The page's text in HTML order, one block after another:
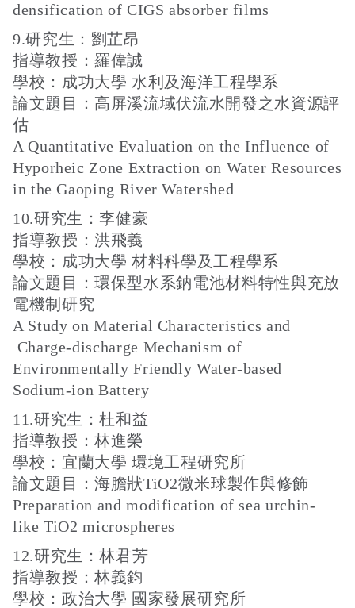
densification of CIGS absorber films
9.研究生：劉芷昂
指導教授：羅偉誠
學校：成功大學 水利及海洋工程學系
論文題目：高屏溪流域伏流水開發之水資源評
估
A Quantitative Evaluation on the Influence of
Hyporheic Zone Extraction on Water Resources
in the Gaoping River Watershed
10.研究生：李健豪
指導教授：洪飛義
學校：成功大學 材料科學及工程學系
論文題目：環保型水系鈉電池材料特性與充放
電機制研究
A Study on Material Characteristics and
Charge-discharge Mechanism of
Environmentally Friendly Water-based
Sodium-ion Battery
11.研究生：杜和益
指導教授：林進榮
學校：宜蘭大學 環境工程研究所
論文題目：海膽狀TiO2微米球製作與修飾
Preparation and modification of sea urchin-
like TiO2 microspheres
12.研究生：林君芳
指導教授：林義鈞
學校：政治大學 國家發展研究所